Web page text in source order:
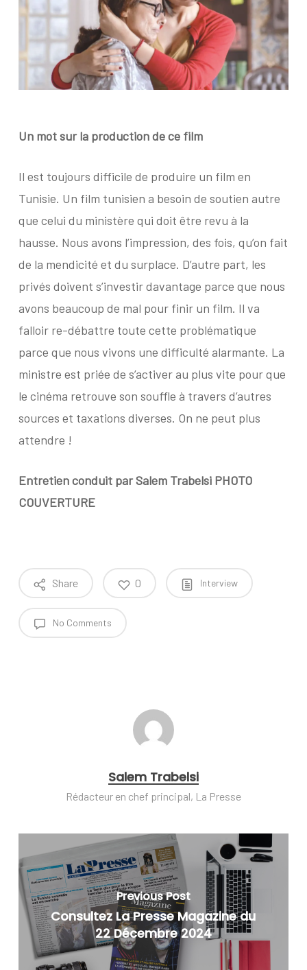
Un mot sur la production de ce film
Il est toujours difficile de produire un film en
Tunisie. Un film tunisien a besoin de soutien autre
que celui du ministère qui doit être revu à la
hausse. Nous avons l’impression, des fois, qu’on fait
de la mendicité et du surplace. D’autre part, les
privés doivent s’investir davantage parce que nous
avons beaucoup de mal pour finir un film. Il va
falloir re-débattre toute cette problématique
parce que nous vivons une difficulté alarmante. La
ministre est priée de s’activer au plus vite pour que
le cinéma retrouve son souffle à travers d’autres
sources et taxations diverses. On ne peut plus
attendre !
Entretien conduit par Salem Trabelsi PHOTO
COUVERTURE
Share 0 Interview
No Comments
Salem Trabelsi
Rédacteur en chef principal, La Presse
Previous Post
Consultez La Presse Magazine du
22 Décembre 2024